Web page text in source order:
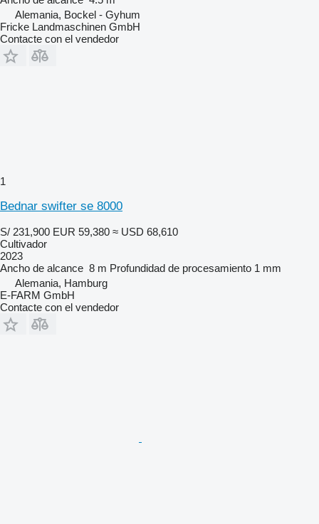
Alemania, Bockel - Gyhum
Fricke Landmaschinen GmbH
Contacte con el vendedor
1
Bednar swifter se 8000
S/ 231,900 EUR 59,380 ≈ USD 68,610
Cultivador
2023
Ancho de alcance 8 m Profundidad de procesamiento 1 mm
Alemania, Hamburg
E-FARM GmbH
Contacte con el vendedor